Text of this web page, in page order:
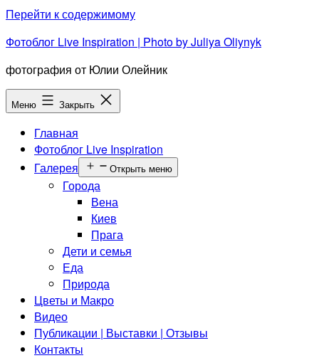
Перейти к содержимому
Фотоблог Live Inspiration | Photo by Juliya Oliynyk
фотография от Юлии Олейник
Меню Закрыть
Главная
Фотоблог Live Inspiration
Галерея
Открыть меню
Города
Вена
Киев
Прага
Дети и семья
Еда
Природа
Цветы и Макро
Видео
Публикации | Выставки | Отзывы
Контакты